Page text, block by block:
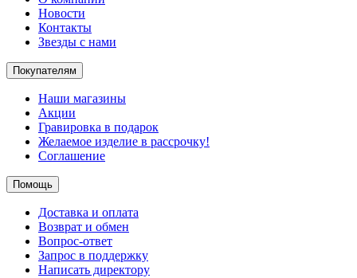
Новости
Контакты
Звезды с нами
Покупателям
Наши магазины
Акции
Гравировка в подарок
Желаемое изделие в рассрочку!
Соглашение
Помощь
Доставка и оплата
Возврат и обмен
Вопрос-ответ
Запрос в поддержку
Написать директору